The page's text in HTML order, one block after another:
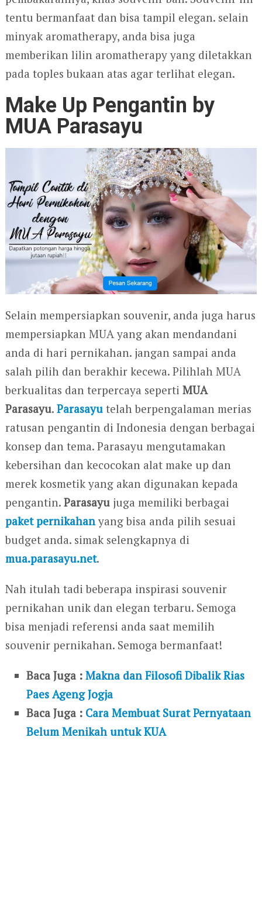
tentu bermanfaat dan bisa tampil elegan. selain
minyak aromatherapy, anda bisa juga
memberikan lilin aromatherapy yang diletakkan
pada toples bukaan atas agar terlihat elegan.
Make Up Pengantin by
MUA Parasayu
Selain mempersiapkan souvenir, anda juga harus
mempersiapkan MUA yang akan mendandani
anda di hari pernikahan. jangan sampai anda
salah pilih dan berakhir kecewa. Pilihlah MUA
berkualitas dan terpercaya seperti MUA
Parasayu. Parasayutelah berpengalaman merias
ratusan pengantin di Indonesia dengan berbagai
konsep dan tema. Parasayu mengutamakan
kebersihan dan kecocokan alat make up dan
merek kosmetik yang akan digunakan kepada
pengantin. Parasayujuga memiliki berbagai
paket pernikahanyang bisa anda pilih sesuai
budget anda. simak selengkapnya di
mua.parasayu.net.
Nah itulah tadi beberapa inspirasi souvenir
pernikahan unik dan elegan terbaru. Semoga
bisa menjadi referensi anda saat memilih
souvenir pernikahan. Semoga bermanfaat!
Baca Juga :Makna dan Filosofi Dibalik Rias
Paes Ageng Jogja
Baca Juga : Cara Membuat Surat Pernyataan
Belum Menikah untuk KUA